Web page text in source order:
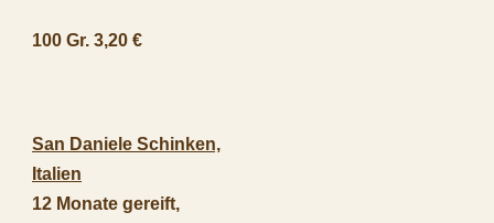
100 Gr. 3,20 €
San Daniele Schinken,
Italien
12 Monate gereift,